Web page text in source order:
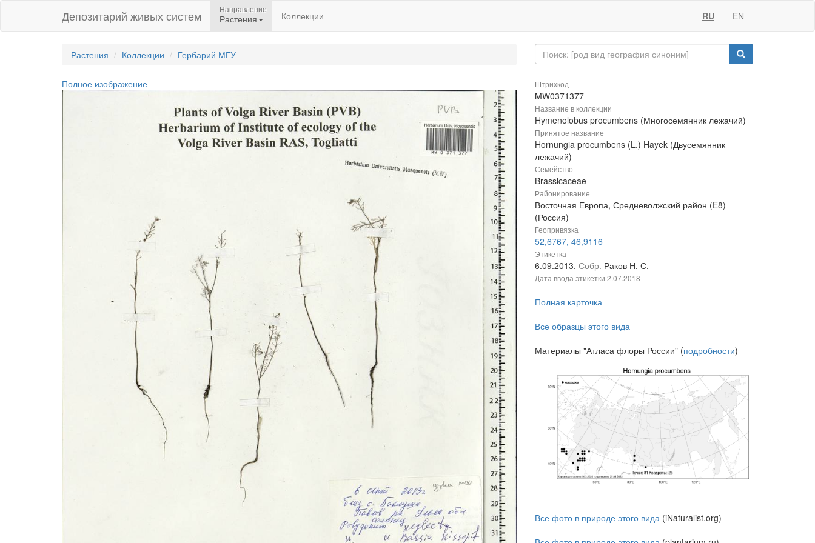
Депозитарий живых систем Направление
Растения Коллекции RU EN
Растения Коллекции Гербарий МГУ
Полное изображение Штрихкод
MW0371377
Название в коллекции
Hymenolobus procumbens (Многосемянник лежачий)
Принятое название
Hornungia procumbens (L.) Hayek (Двусемянник
лежачий)
Семейство
Brassicaceae
Районирование
Восточная Европа, Средневолжский район (E8)
(Россия)
Геопривязка
52,6767, 46,9116
Этикетка
6.09.2013. Собр. Раков Н. С.
Дата ввода этикетки 2.07.2018
Полная карточка
Все образцы этого вида
Материалы "Атласа флоры России" (подробности)
Все фото в природе этого вида (iNaturalist.org)